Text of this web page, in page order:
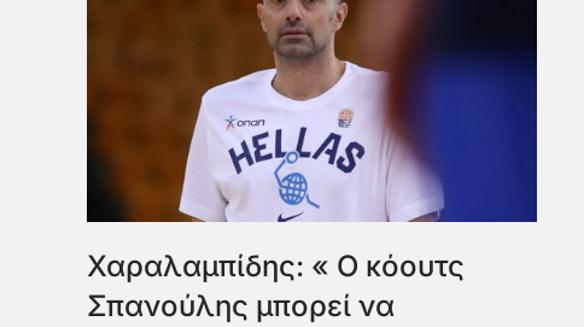
Χαραλαμπίδης: « Ο κόουτς
Σπανούλης μπορεί να